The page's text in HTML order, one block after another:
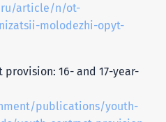
article/n/ot-
molodezhi-opyt-
provision: 16- and 17-year-
publications/youth-